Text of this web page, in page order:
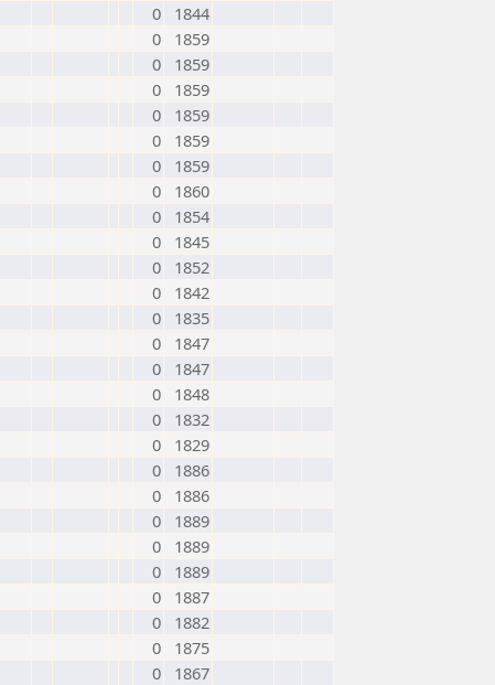
0
1844
0
1859
0
1859
0
1859
0
1859
0
1859
0
1859
0
1860
0
1854
0
1845
0
1852
0
1842
0
1835
0
1847
0
1847
0
1848
0
1832
0
1829
0
1886
0
1886
0
1889
0
1889
0
1889
0
1887
0
1882
0
1875
0 1867